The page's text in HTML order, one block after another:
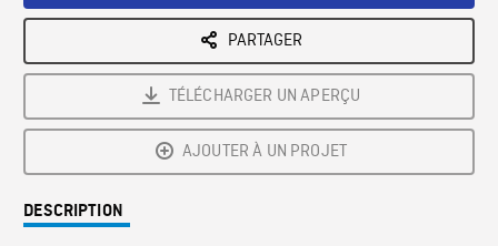
PARTAGER
TÉLÉCHARGER UN APERÇU
AJOUTER À UN PROJET
DESCRIPTION